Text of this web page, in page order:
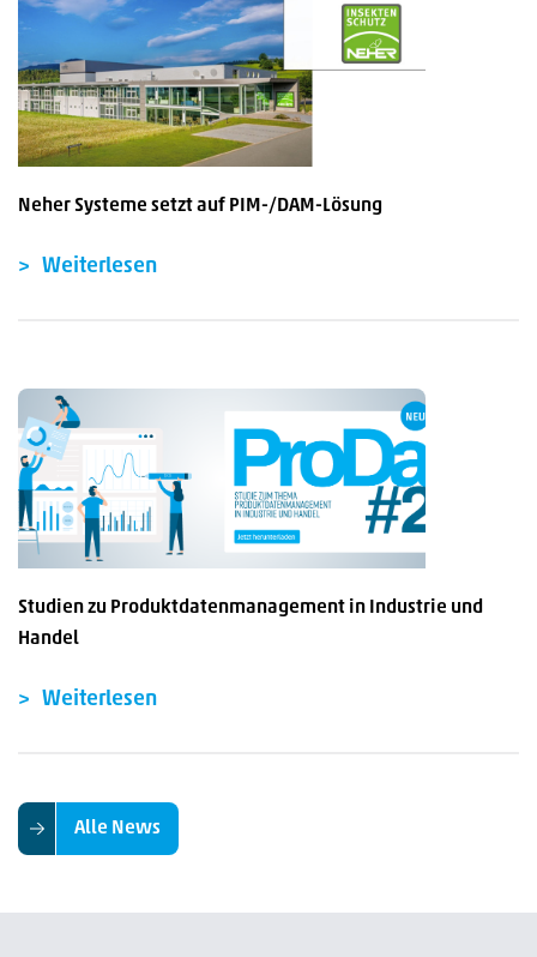
Neher Systeme setzt auf PIM-/DAM-Lösung
Weiterlesen
Studien zu Produktdatenmanagement in Industrie und
Handel
Weiterlesen
Alle News